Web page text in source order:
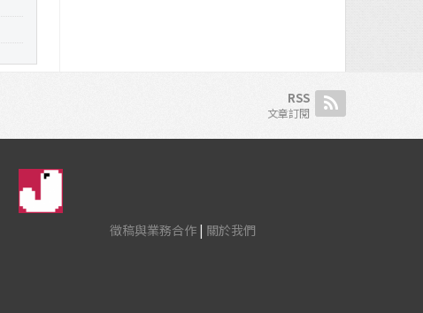
RSS
文章訂閱
徵稿與業務合作| 關於我們